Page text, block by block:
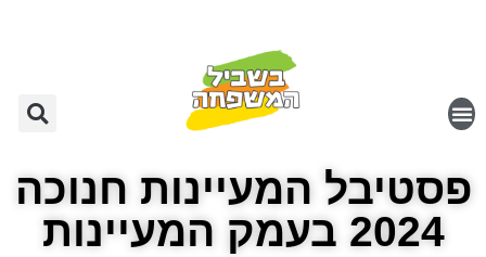
פסטיבל המעיינות חנוכה
2024 בעמק המעיינות